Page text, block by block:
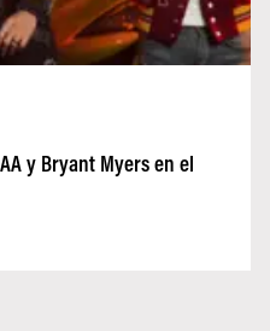
y Bryant Myers en el